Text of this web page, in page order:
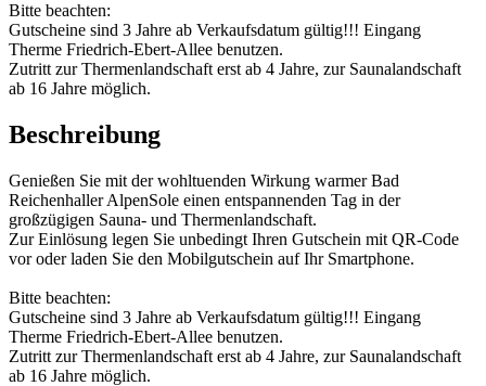
Bitte beachten:
Gutscheine sind 3 Jahre ab Verkaufsdatum gültig!!! Eingang
Therme Friedrich-Ebert-Allee benutzen.
Zutritt zur Thermenlandschaft erst ab 4 Jahre, zur Saunalandschaft
ab 16 Jahre möglich.
Beschreibung
Genießen Sie mit der wohltuenden Wirkung warmer Bad
Reichenhaller AlpenSole einen entspannenden Tag in der
großzügigen Sauna- und Thermenlandschaft.
Zur Einlösung legen Sie unbedingt Ihren Gutschein mit QR-Code
vor oder laden Sie den Mobilgutschein auf Ihr Smartphone.
Bitte beachten:
Gutscheine sind 3 Jahre ab Verkaufsdatum gültig!!! Eingang
Therme Friedrich-Ebert-Allee benutzen.
Zutritt zur Thermenlandschaft erst ab 4 Jahre, zur Saunalandschaft
ab 16 Jahre möglich.